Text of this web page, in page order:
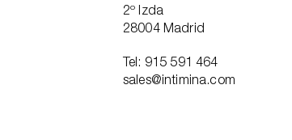
2º Izda
28004 Madrid
Tel: 915 591 464
sales@intimina.com